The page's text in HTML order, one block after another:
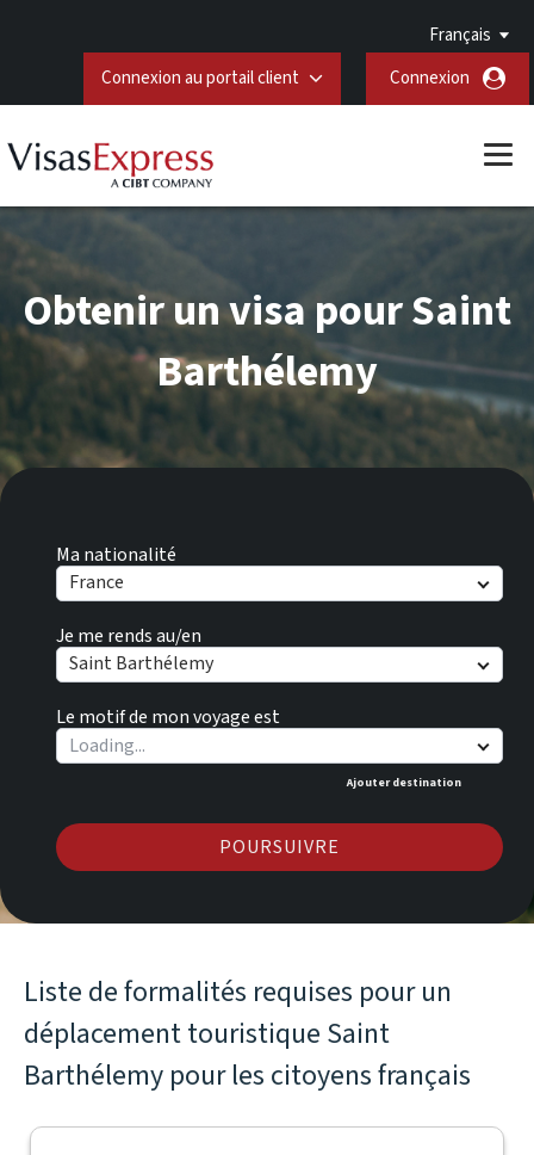
Français
Connexion au portail client
Connexion
Ma nationalité
France
Je me rends au/en
Saint Barthélemy
Le motif de mon voyage est
Ajouter destination
POURSUIVRE
Obtenir un visa pour Saint
Barthélemy
Liste de formalités requises pour un
déplacement touristique Saint
Barthélemy pour les citoyens français